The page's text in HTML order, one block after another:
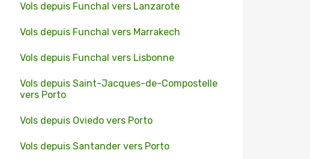
Vols depuis Funchal vers Lanzarote
Vols depuis Funchal vers Marrakech
Vols depuis Funchal vers Lisbonne
Vols depuis Saint-Jacques-de-Compostelle
vers Porto
Vols depuis Oviedo vers Porto
Vols depuis Santander vers Porto